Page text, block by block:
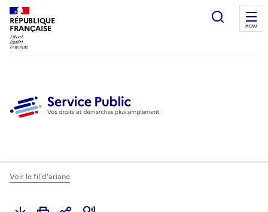
RÉPUBLIQUE
FRANÇAISE
Ouvrir
MENU
Voir le fil d'ariane